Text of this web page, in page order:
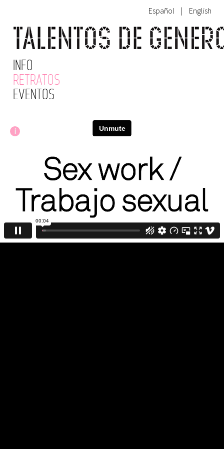
INFO
RETRATOS
EVENTOS
Español | English
i